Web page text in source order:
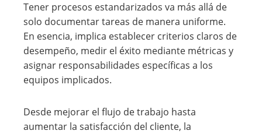
Tener procesos estandarizados va más allá de
solo documentar tareas de manera uniforme.
En esencia, implica establecer criterios claros de
desempeño, medir el éxito mediante métricas y
asignar responsabilidades específicas a los
equipos implicados.
Desde mejorar el flujo de trabajo hasta
aumentar la satisfacción del cliente, la